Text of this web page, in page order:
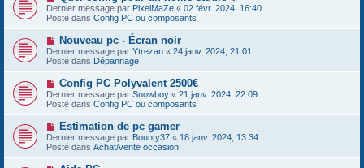
s
a
g
e
u
m
e
s
a
g
e
o
u
v
e
a
u
m
e
s
s
a
g
e
Dernier message par PixelMaZe « 02 févr. 2024, 16:40
Posté dans Config PC ou composants
N
o
u
v
a
u
m
e
s
a
g
Nouveau pc - Écran noir
Dernier message par Ytrezan « 24 janv. 2024, 21:01
Posté dans Dépannage
N
o
u
v
e
a
u
m
e
Config PC Polyvalent 2500€
Dernier message par Snowboy « 21 janv. 2024, 22:09
Posté dans Config PC ou composants
N
o
u
v
Estimation de pc gamer
Dernier message par Bounty37 « 18 janv. 2024, 13:34
Posté dans Achat/vente occasion